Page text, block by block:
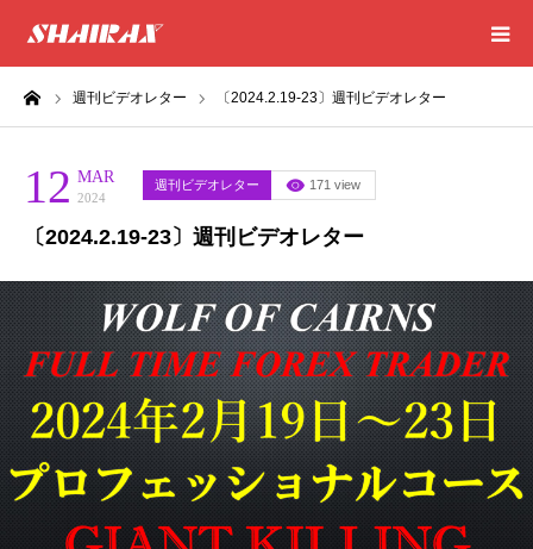
週刊ビデオレター 〔2024.2.19-23〕週刊ビデオレター
12 MAR
2024
週刊ビデオレター 171 view
〔2024.2.19-23〕週刊ビデオレター
HOME
RESULT
SUCCESS
CONSULTING
EXCEL SHEET
NEWS